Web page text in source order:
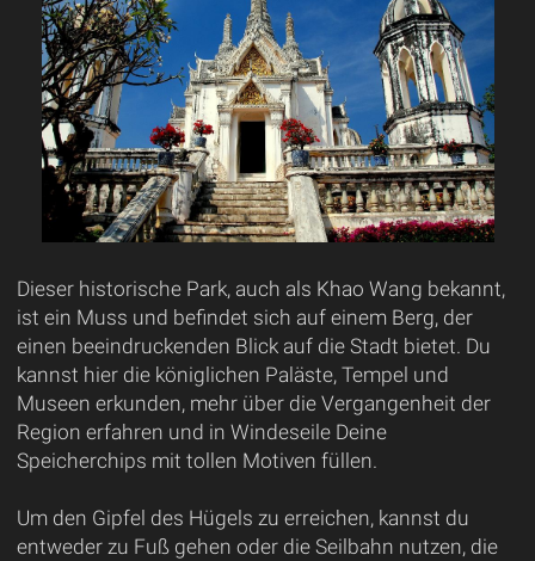
Dieser historische Park, auch als Khao Wang bekannt,
ist ein Muss und befindet sich auf einem Berg, der
einen beeindruckenden Blick auf die Stadt bietet. Du
kannst hier die königlichen Paläste, Tempel und
Museen erkunden, mehr über die Vergangenheit der
Region erfahren und in Windeseile Deine
Speicherchips mit tollen Motiven füllen.
Um den Gipfel des Hügels zu erreichen, kannst du
entweder zu Fuß gehen oder die Seilbahn nutzen, die